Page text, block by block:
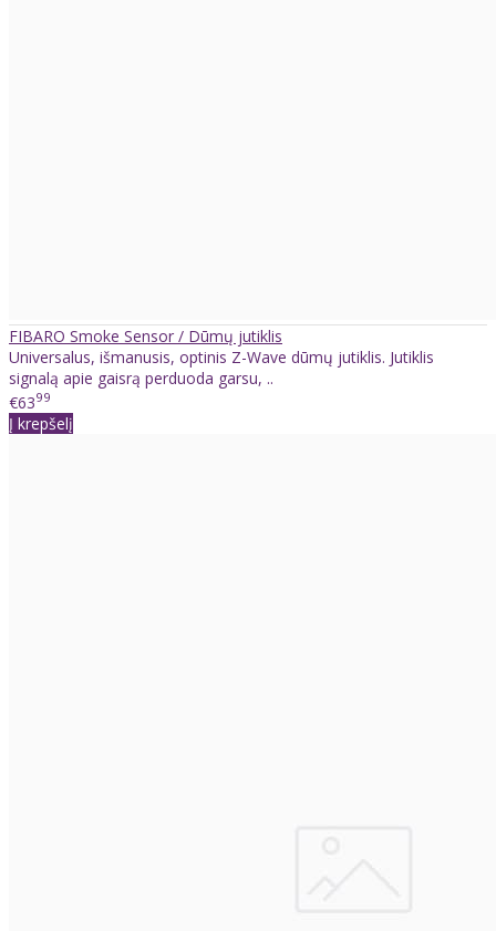
FIBARO Smoke Sensor / Dūmų jutiklis
Universalus, išmanusis, optinis Z-Wave dūmų jutiklis. Jutiklis
signalą apie gaisrą perduoda garsu, ..
€6399
Į krepšelį